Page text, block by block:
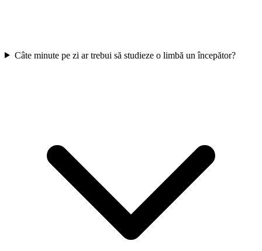
Câte minute pe zi ar trebui să studieze o limbă un începător?